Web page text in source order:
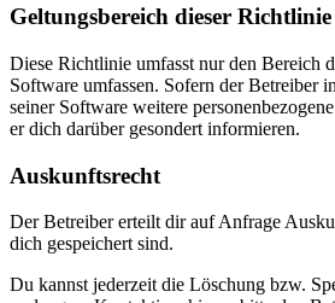
Geltungsbereich dieser Richtlinie
Diese Richtlinie umfasst nur den Bereich
Software umfassen. Sofern der Betreiber
seiner Software weitere
er dich darüber gesondert informieren.
Auskunftsrecht
Der Betreiber erteilt dir auf Anfrage
dich gespeichert sind.
Du kannst jederzeit die Löschung bzw.